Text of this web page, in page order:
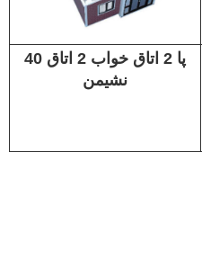
40 پا 2 اتاق خواب 2 اتاق
نشیمن